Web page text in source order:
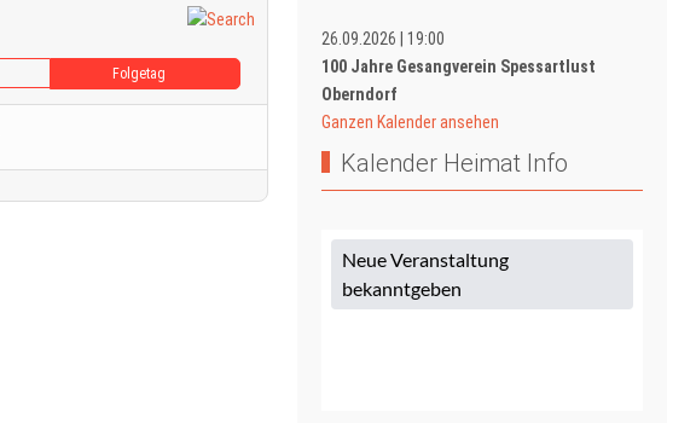
Folgetag
26.09.2026
19:00
100 Jahre Gesangverein Spessartlust
Oberndorf
Ganzen Kalender ansehen
Kalender Heimat Info